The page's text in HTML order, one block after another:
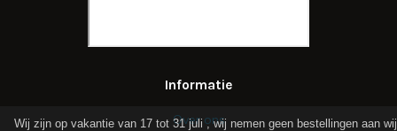
Wij zijn op vakantie van 17 tot 31 juli , wij nemen geen bestellingen aan wij
Informatie
Over ons